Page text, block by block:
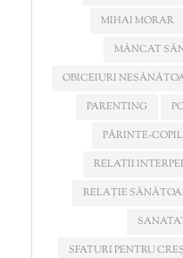
MIHAI MORAR
MÂNCAT
OBICEIURI
PARENTING
PĂRINTE-COPIL
RELATII
RELAȚIE
SFATURI PENTRU